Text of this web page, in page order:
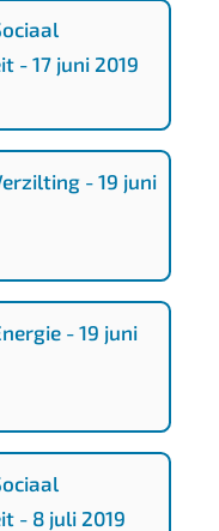
- 17 juni 2019
- 19 juni
- 19 juni
- 8 juli 2019